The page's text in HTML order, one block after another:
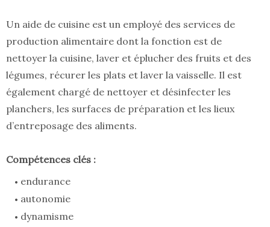
Un aide de cuisine est un employé des services de
production alimentaire dont la fonction est de
nettoyer la cuisine, laver et éplucher des fruits et des
légumes, récurer les plats et laver la vaisselle. Il est
également chargé de nettoyer et désinfecter les
planchers, les surfaces de préparation et les lieux
d’entreposage des aliments.
Compétences clés :
endurance
autonomie
dynamisme